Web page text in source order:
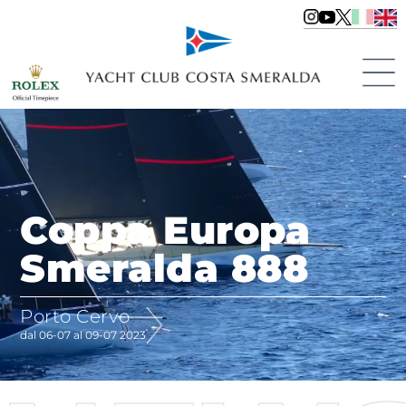
Coppa Europa
Smeralda 888
Porto Cervo
dal 06-07 al 09-07 2023